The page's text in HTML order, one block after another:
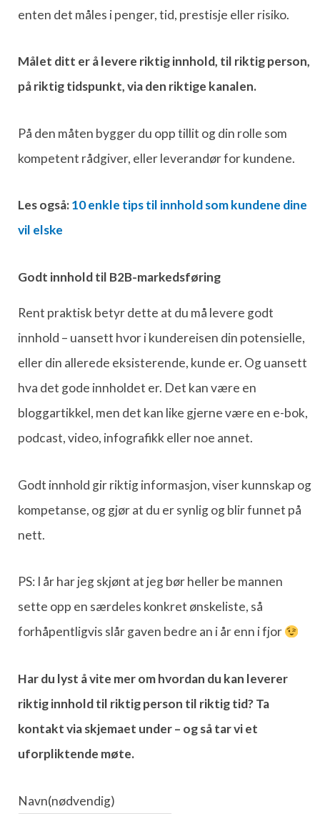
enten det måles i penger, tid, prestisje eller risiko.
Målet ditt er å levere riktig innhold, til riktig person,
på riktig tidspunkt, via den riktige kanalen.
På den måten bygger du opp tillit og din rolle som
kompetent rådgiver, eller leverandør for kundene.
Les også:10 enkle tips til innhold som kundene dine
vil elske
Godt innhold til B2B-markedsføring
Rent praktisk betyr dette at du må levere godt
innhold – uansett hvor i kundereisen din potensielle,
eller din allerede eksisterende, kunde er. Og uansett
hva det gode innholdet er. Det kan være en
bloggartikkel, men det kan like gjerne være en e-bok,
podcast, video, infografikk eller noe annet.
Godt innhold gir riktig informasjon, viser kunnskap og
kompetanse, og gjør at du er synlig og blir funnet på
nett.
PS: I år har jeg skjønt at jeg bør heller be mannen
sette opp en særdeles konkret ønskeliste, så
forhåpentligvis slår gaven bedre an i år enn i fjor
Har du lyst å vite mer om hvordan du kan leverer
riktig innhold til riktig person til riktig tid? Ta
kontakt via skjemaet under – og så tar vi et
uforpliktende møte.
Navn(nødvendig)